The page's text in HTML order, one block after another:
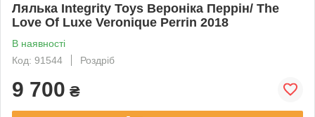
Лялька Integrity Toys Вероніка Перрін/ The
Love Of Luxe Veronique Perrin 2018
В наявності
Код: 91544
Роздріб
9 700 ₴